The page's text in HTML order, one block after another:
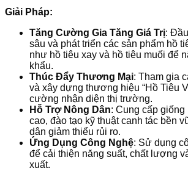
Giải Pháp:
Tăng Cường Gia Tăng Giá Trị:
sâu và phát triển các sản phẩm hồ
như hồ tiêu xay và hồ tiêu muối để
khẩu.
Thúc Đẩy Thương Mại: Tham gia
và xây dựng thương hiệu “Hồ Tiêu
cường nhận diện thị trường.
Hỗ Trợ Nông Dân: Cung cấp
cao, đào tạo kỹ thuật canh tác bền
dân giảm thiểu rủi ro.
Ứng Dụng Công Nghệ: Sử dụng
để cải thiện năng suất, chất lượng
xuất.